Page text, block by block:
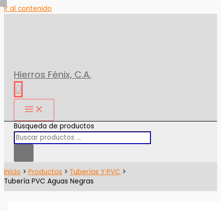
Ir al contenido
Hierros Fénix, C.A.
0
Búsqueda de productos
Inicio Productos
Tuberías Y PVC
Tubería PVC Aguas Negras